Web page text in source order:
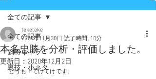
全ての記事
副将キャラ
裏技・小ネタ
全ての記事
本多忠勝を分析・評価しました。
teketeke
2020年11月30日 読了時間: 10分
更新日： 2020年12月2日
どうも！てけてけです。